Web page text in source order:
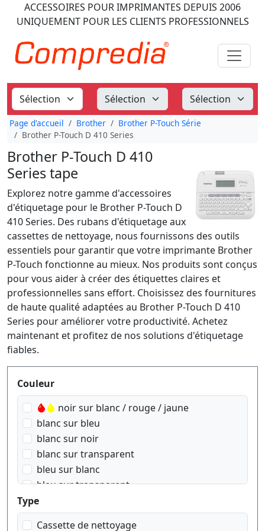
ACCESSOIRES POUR IMPRIMANTES DEPUIS 2006
UNIQUEMENT POUR LES CLIENTS PROFESSIONNELS
Page d'accueil Brother
Brother P-Touch Série
Brother P-Touch D 410 Series
Brother P-Touch D 410
Series tape
Explorez notre gamme d'accessoires
d'étiquetage pour le Brother P-Touch D
410 Series. Des rubans d'étiquetage aux
cassettes de nettoyage, nous fournissons des outils
essentiels pour garantir que votre imprimante Brother
P-Touch fonctionne au mieux. Nos produits sont conçus
pour vous aider à créer des étiquettes claires et
professionnelles sans effort. Choisissez des fournitures
de haute qualité adaptées au Brother P-Touch D 410
Series pour améliorer votre productivité. Achetez
maintenant et profitez de nos solutions d'étiquetage
fiables.
Produktfilter
Couleur
noir sur blanc / rouge / jaune
blanc sur bleu
blanc sur noir
blanc sur transparent
bleu sur blanc
bleu sur transparent
doré sur Rose
doré sur blanc
Type
Cassette de nettoyage